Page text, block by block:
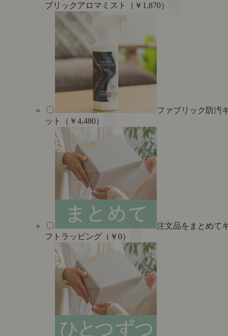
ブリックアロマミスト（￥1,870）
ファブリック防汚
ット（￥4,480）
注文品をまとめて
フトラッピング（￥0）